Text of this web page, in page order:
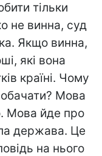
тільки
не винна, суд
Якщо винна,
які вона
країні. Чому
Мова
Мова йде про
держава. Це
на нього